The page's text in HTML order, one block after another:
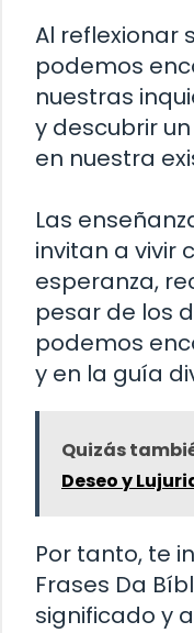
Al reflexionar
podemos
nuestras
y descubrir
en nuestra
Las
invitan a vivir
esperanza,
pesar de los
podemos
y en la guía
Quizás
Deseo y
Por tanto, te
Frases Da
significado y